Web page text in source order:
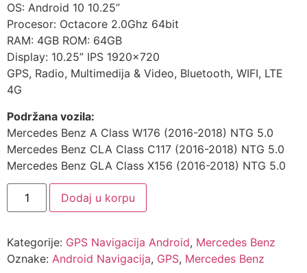
OS: Android 10 10.25”
Procesor: Octacore 2.0Ghz 64bit
RAM: 4GB ROM: 64GB
Display: 10.25” IPS 1920×720
GPS, Radio, Multimedija & Video, Bluetooth, WIFI, LTE
4G
Podržana vozila:
Mercedes Benz A Class W176 (2016-2018) NTG 5.0
Mercedes Benz CLA Class C117 (2016-2018) NTG 5.0
Mercedes Benz GLA Class X156 (2016-2018) NTG 5.0
GPS
Navigacija
Mercedes
W176
CLA
C117
Dodaj u korpu
Kategorije: GPS Navigacija Android, Mercedes Benz
Oznake: Android Navigacija, GPS, Mercedes Benz